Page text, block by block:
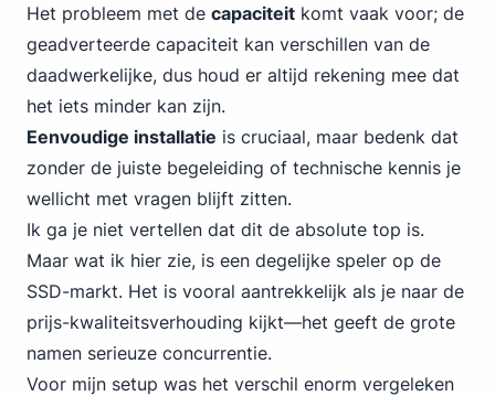
Het probleem met de capaciteit komt vaak voor; de
geadverteerde capaciteit kan verschillen van de
daadwerkelijke, dus houd er altijd rekening mee dat
het iets minder kan zijn.
Eenvoudige installatie is cruciaal, maar bedenk dat
zonder de juiste begeleiding of technische kennis je
wellicht met vragen blijft zitten.
Ik ga je niet vertellen dat dit de absolute top is.
Maar wat ik hier zie, is een degelijke speler op de
SSD-markt. Het is vooral aantrekkelijk als je naar de
prijs-kwaliteitsverhouding kijkt—het geeft de grote
namen serieuze concurrentie.
Voor mijn setup was het verschil enorm vergeleken